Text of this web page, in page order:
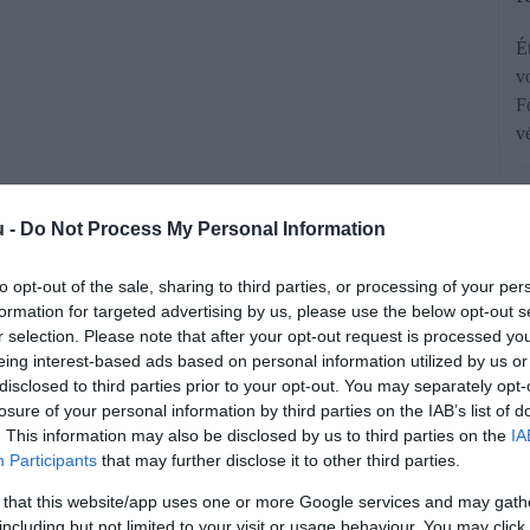
- Do Not Process My Personal Information
opt-out of the sale, sharing to third parties, or processing of your
for targeted advertising by us, please use the below opt-out
selection. Please note that after your opt-out request is processed
interest-based ads based on personal information utilized by us
to third parties prior to your opt-out. You may separately
of your personal information by third parties on the IAB’s list of
This information may also be disclosed by us to third parties on the
Participants that may further disclose it to other third parties.
that this website/app uses one or more Google services and may
13. napja péntekre esik. Az Allianz
káresetek száma ilyenkor valóban
napnak számítanak, de ha a
száma átlagosan 17 százalékkal
nap átlagát.